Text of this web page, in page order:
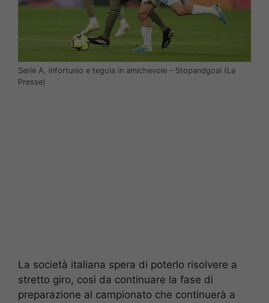
Serie A, infortunio e tegola in amichevole – Stopandgoal (La
Presse)
La società italiana spera di poterlo risolvere a
stretto giro, così da continuare la fase di
preparazione al campionato che continuerà a